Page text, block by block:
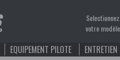
Selectionnez
votre modèle
EQUIPEMENT PILOTE ENTRETIEN